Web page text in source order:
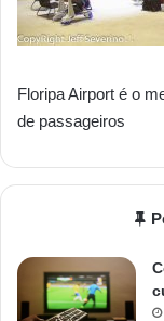
Floripa Airport é o
de passageiros